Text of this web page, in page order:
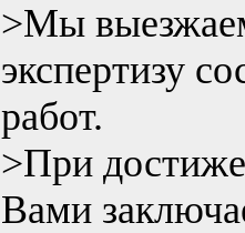
>Мы
экспертизу
работ.
>При
Вами